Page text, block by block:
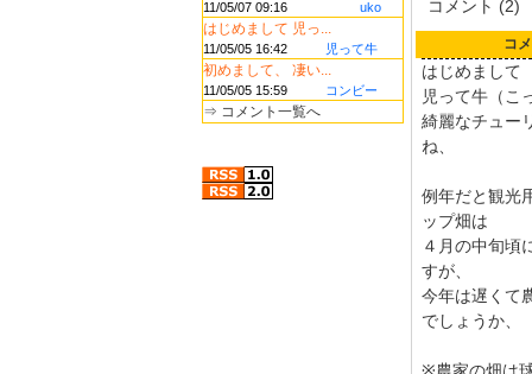
11/05/07 09:16 uko
はじめまして 児っ...
11/05/05 16:42 児って牛
初めまして、 凄い...
11/05/05 15:59 コンビー
⇒ コメント一覧へ
コメント (2)
コ
はじめまして
児って牛（こ
綺麗なチュー
ね、
例年だと観光
ップ畑は
４月の中旬頃
すが、
今年は遅くて
でしょうか、